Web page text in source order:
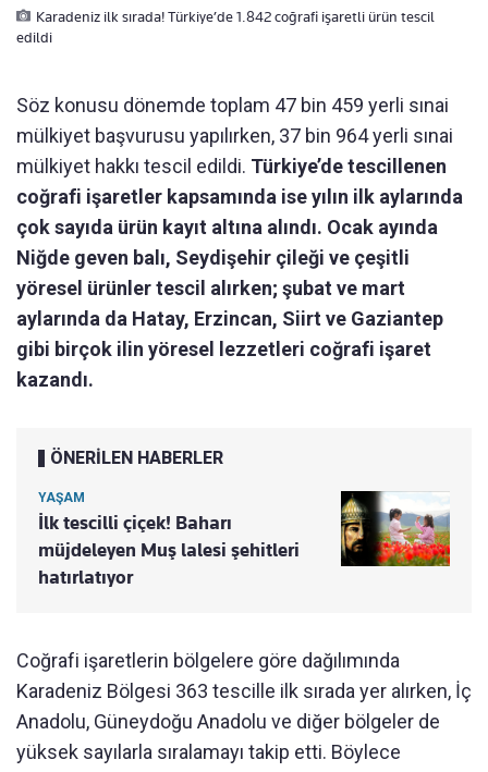
Karadeniz ilk sırada! Türkiye’de 1.842 coğrafi işaretli ürün tescil
edildi
Söz konusu dönemde toplam 47 bin 459 yerli sınai
mülkiyet başvurusu yapılırken, 37 bin 964 yerli sınai
mülkiyet hakkı tescil edildi. Türkiye’de tescillenen
coğrafi işaretler kapsamında ise yılın ilk aylarında
çok sayıda ürün kayıt altına alındı. Ocak ayında
Niğde geven balı, Seydişehir çileği ve çeşitli
yöresel ürünler tescil alırken; şubat ve mart
aylarında da Hatay, Erzincan, Siirt ve Gaziantep
gibi birçok ilin yöresel lezzetleri coğrafi işaret
kazandı.
ÖNERİLEN HABERLER
YAŞAM
İlk tescilli çiçek! Baharı
müjdeleyen Muş lalesi şehitleri
hatırlatıyor
Coğrafi işaretlerin bölgelere göre dağılımında
Karadeniz Bölgesi 363 tescille ilk sırada yer alırken, İç
Anadolu, Güneydoğu Anadolu ve diğer bölgeler de
yüksek sayılarla sıralamayı takip etti. Böylece